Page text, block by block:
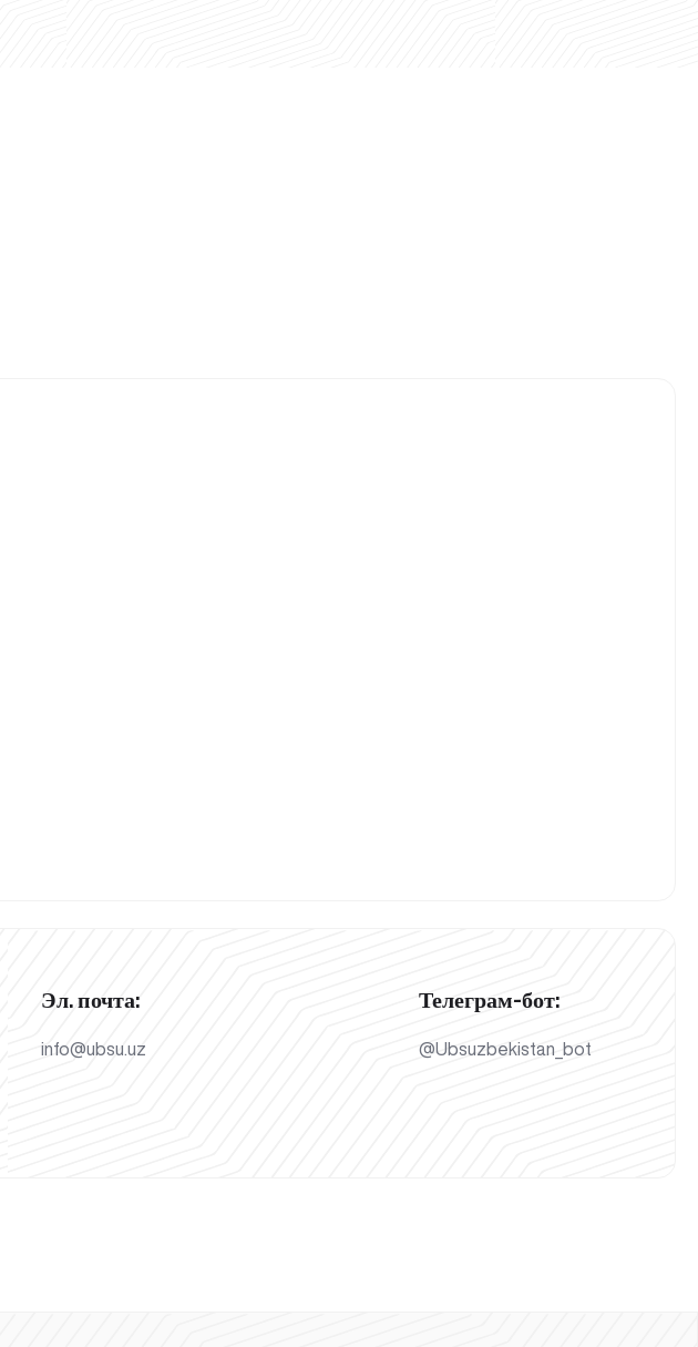
Эл. почта:
info@ubsu.uz
Телеграм-бот:
@Ubsuzbekistan_bot